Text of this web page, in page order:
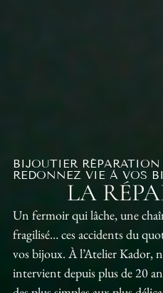
BIJOUTIER
REDONNEZ VIE À VOS
LA
Un fermoir qui lâche, une
fragilisé… ces accidents du
vos bijoux. À l’Atelier Kador,
intervient depuis plus de 20